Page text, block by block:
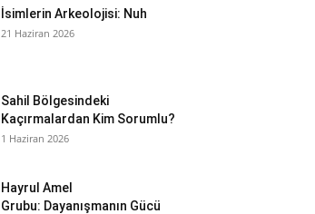
İsimlerin Arkeolojisi: Nuh
21 Haziran 2026
Sahil Bölgesindeki
Kaçırmalardan Kim Sorumlu?
1 Haziran 2026
Hayrul Amel
Grubu: Dayanışmanın Gücü